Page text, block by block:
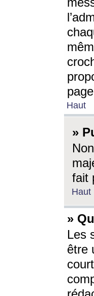
Haut
»
fait
Haut
»
Les
être